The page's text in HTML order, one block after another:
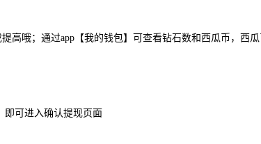
哦；通过app【我的钱包】可查看钻石数和西瓜币，西瓜
即可进入确认提现页面